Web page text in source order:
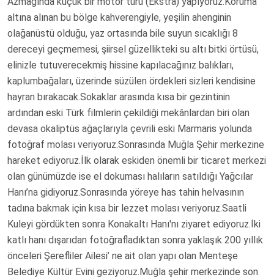
altına alınan bu bölge kahverengiyle, yeşilin ahenginin
olağanüstü olduğu, yaz ortasında bile suyun sıcaklığı 8
dereceyi geçmemesi, şiirsel güzellikteki su altı bitki örtüsü,
elinizle tutuverecekmiş hissine kapılacağınız balıkları,
kaplumbağaları, üzerinde süzülen ördekleri sizleri kendisine
hayran bırakacak.Sokaklar arasında kısa bir gezintinin
ardından eski Türk filmlerin çekildiği mekânlardan biri olan
devasa okaliptüs ağaçlarıyla çevrili eski Marmaris yolunda
fotoğraf molası veriyoruz.Sonrasında Muğla Şehir merkezine
hareket ediyoruz.İlk olarak eskiden önemli bir ticaret merkezi
olan günümüzde ise el dokuması halıların satıldığı Yağcılar
Hanı’na gidiyoruz.Sonrasında yöreye has tahin helvasının
tadına bakmak için kısa bir lezzet molası veriyoruz.Saatli
Kuleyi gördükten sonra Konakaltı Hanı'nı ziyaret ediyoruz.İki
katlı hanı dışarıdan fotoğrafladıktan sonra yaklaşık 200 yıllık
önceleri Şerefliler Ailesi’ ne ait olan yapı olan Menteşe
Belediye Kültür Evini geziyoruz.Muğla şehir merkezinde son